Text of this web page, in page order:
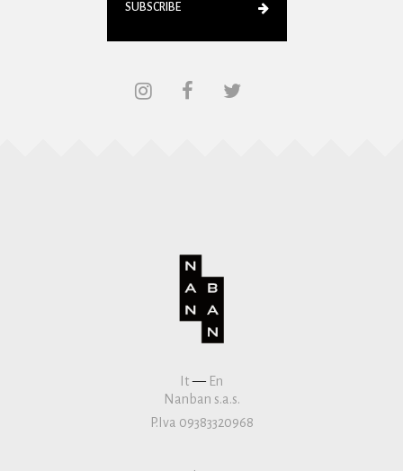
SUBSCRIBE
It— En
Nanban s.a.s.
P.Iva 09383320968